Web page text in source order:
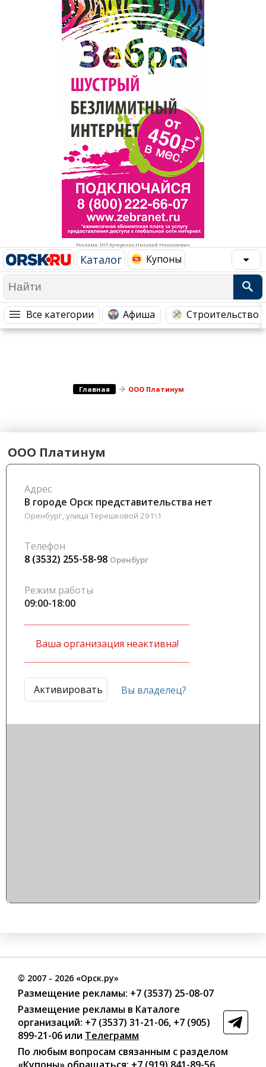
Реклама. ИП Кучеренко Николай Николаевич
Каталог Купоны
Все категории Афиша Строительство
Рестораны, кафе, бары
Развлечения и отдых
Спорт Фитнес
Недвижимость
Красота Косметология
Медицина Здоровье
Гостиницы
Торговля
Бизнес и финансы
Юристы, Экспертиза, Страхование
Ремонт
Социальные организации
Это интересно
Администрация
Промышленность
Городское хозяйство
Популярное →
Главная ООО Платинум
ООО Платинум
Адрес
В городе Орск представительства нет
Оренбург, улица Терешковой 291\1
Телефон
8 (3532) 255-58-98 Оренбург
Режим работы
09:00-18:00
Ваша организация неактивна!
Активировать Вы владелец?
© 2007 - 2026 «Орск.ру»
Размещение рекламы: +7 (3537) 25-08-07
Размещение рекламы в Каталоге
организаций: +7 (3537) 31-21-06, +7 (905)
899-21-06 или Телеграмм
По любым вопросам связанным с разделом